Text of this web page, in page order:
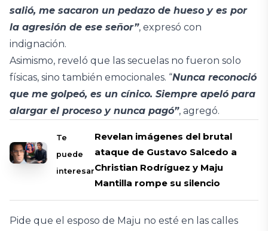
salió, me sacaron un pedazo de hueso y es por
la agresión de ese señor”, expresó con
indignación.
Asimismo, reveló que las secuelas no fueron solo
físicas, sino también emocionales. “Nunca reconoció
que me golpeó, es un cínico. Siempre apeló para
alargar el proceso y nunca pagó”, agregó.
Te
puede
interesar
Revelan imágenes del brutal
ataque de Gustavo Salcedo a
Christian Rodríguez y Maju
Mantilla rompe su silencio
Pide que el esposo de Maju no esté en las calles